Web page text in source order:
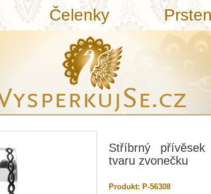
Čelenky
Stříbrný
tvaru zvonečku
Produkt: P-56308